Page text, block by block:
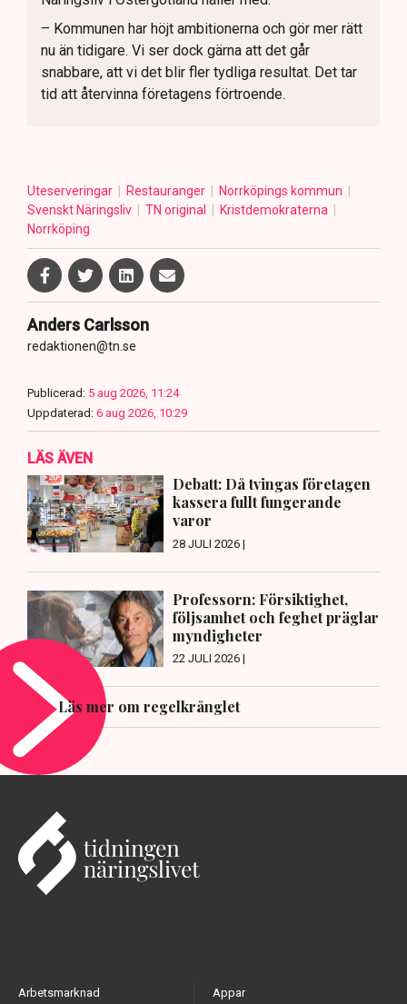
– Kommunen har höjt ambitionerna och gör mer rätt
nu än tidigare. Vi ser dock gärna att det går
snabbare, att vi det blir fler tydliga resultat. Det tar
tid att återvinna företagens förtroende.
Uteserveringar Restauranger
Norrköpings kommun
Svenskt Näringsliv
TN original
Kristdemokraterna
Norrköping
Anders Carlsson
redaktionen@tn.se
Publicerad: 5 aug 2026, 11:24
Uppdaterad: 6 aug 2026, 10:29
LÄS ÄVEN
Debatt: Då tvingas företagen
kassera fullt fungerande
varor
28 JULI 2026 |
Professorn: Försiktighet,
följsamhet och feghet präglar
myndigheter
22 JULI 2026 |
Läs mer om regelkrånglet
Arbetsmarknad Appar